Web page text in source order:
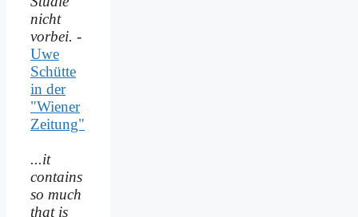
nicht
vorbei. -
Uwe
Schütte
in der
"Wiener
Zeitung"
...it
contains
so much
that is